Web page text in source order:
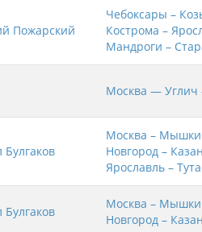
Пожарский
Чебоксары –
Кострома –
Мандроги –
Москва —
Москва –
Новгород –
Ярославль –
Москва –
Новгород –